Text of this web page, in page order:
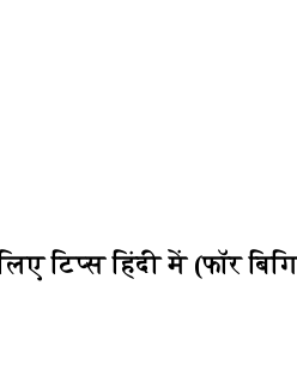
टिप्स हिंदी में (फॉर